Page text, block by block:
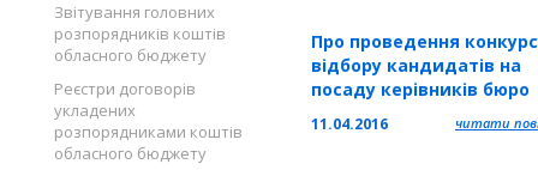
Звітування головних
розпорядників коштів
обласного бюджету
Реєстри договорів
укладених
розпорядниками коштів
обласного бюджету
Про проведення
відбору кандидатів на
посаду керівників бюро
правової допомоги
11.04.2016 читати